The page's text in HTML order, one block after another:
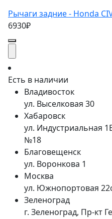
Рычаги задние - Honda
6930₽
Есть в наличии
Владивосток
ул. Выселковая 30
Хабаровск
ул. Индустриальная
№18
Благовещенск
ул. Воронкова 1
Москва
ул. Южнопортовая
Зеленоград
г. Зеленоград, Пр-кт